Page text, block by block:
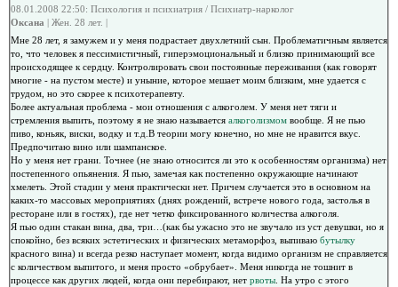
08.01.2008 22:50: Психология и психиатрия / Психиатр-нарколог
Оксана | Жен. 28 лет. |
Мне 28 лет, я замужем и у меня подрастает двухлетний сын. Проблематичным является
то, что человек я пессимистичный, гиперэмоциональный и близко принимающий все
происходящее к сердцу. Контролировать свои постоянные переживания (как говорят
многие - на пустом месте) и уныние, которое мешает моим близким, мне удается с
трудом, но это скорее к психотерапевту.
Более актуальная проблема - мои отношения с алкоголем. У меня нет тяги и
стремления выпить, поэтому я не знаю называется алкоголизмом вообще. Я не пью
пиво, коньяк, виски, водку и т.д.В теории могу конечно, но мне не нравится вкус.
Предпочитаю вино или шампанское.
Но у меня нет грани. Точнее (не знаю относится ли это к особенностям организма) нет
постепенного опьянения. Я пью, замечая как постепенно окружающие начинают
хмелеть. Этой стадии у меня практически нет. Причем случается это в основном на
каких-то массовых мероприятиях (днях рождений, встрече нового года, застолья в
ресторане или в гостях), где нет четко фиксированного количества алкоголя.
Я пью один стакан вина, два, три…(как бы ужасно это не звучало из уст девушки, но я
спокойно, без всяких эстетических и физических метаморфоз, выпиваю бутылку
красного вина) и всегда резко наступает момент, когда видимо организм не справляется
с количеством выпитого, и меня просто «обрубает». Меня никогда не тошнит в
процессе как других людей, когда они перебирают, нет рвоты . На утро с этого